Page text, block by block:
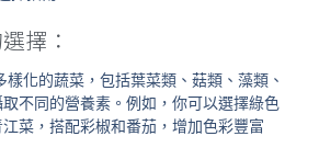
擇：
樣化的蔬菜，包括葉菜類、菇類、藻類、
不同的營養素。例如，你可以選擇綠色
菜，搭配彩椒和番茄，增加色彩豐富